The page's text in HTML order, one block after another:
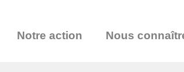
Notre action Nous